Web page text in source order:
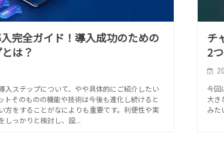
完全ガイド！導入成功のための
は？
入ステップについて、やや具体的にご紹介したい
トそのものの機能や技術は今後も進化し続けると
方をすることがなによりも重要です。利便性や実
しっかりと検討し、設...
チ
2
今回
大き
みた